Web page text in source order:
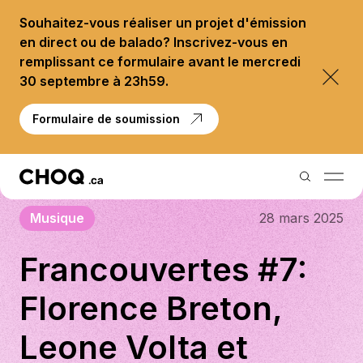
Souhaitez-vous réaliser un projet d'émission
en direct ou de balado? Inscrivez-vous en
remplissant ce formulaire avant le mercredi
30 septembre à 23h59.
Formulaire de soumission
Balados
Reportages
Palmarès
Musique 28 mars 2025
Francouvertes #7:
Florence Breton,
Leone Volta et